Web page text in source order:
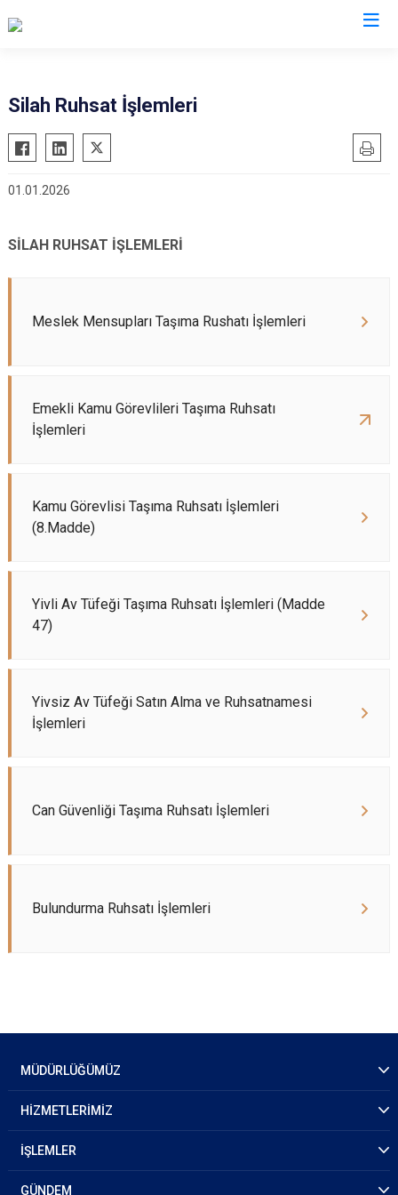
Silah Ruhsat İşlemleri
01.01.2026
SİLAH RUHSAT İŞLEMLERİ
Meslek Mensupları Taşıma Rushatı İşlemleri
Emekli Kamu Görevlileri Taşıma Ruhsatı
İşlemleri
Kamu Görevlisi Taşıma Ruhsatı İşlemleri
(8.Madde)
Yivli Av Tüfeği Taşıma Ruhsatı İşlemleri (Madde
47)
Yivsiz Av Tüfeği Satın Alma ve Ruhsatnamesi
İşlemleri​
Can Güvenliği Taşıma Ruhsatı İşlemleri
Bulundurma Ruhsatı İşlemleri
MÜDÜRLÜĞÜMÜZ
HİZMETLERİMİZ
İŞLEMLER
GÜNDEM